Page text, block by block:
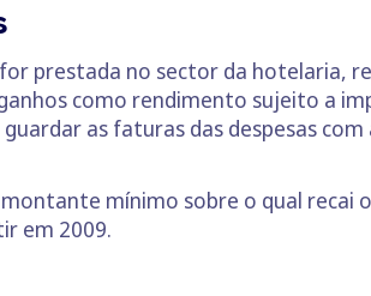
prestada no sector da hotelaria,
como rendimento sujeito a
as faturas das despesas
mínimo sobre o qual
em 2009.